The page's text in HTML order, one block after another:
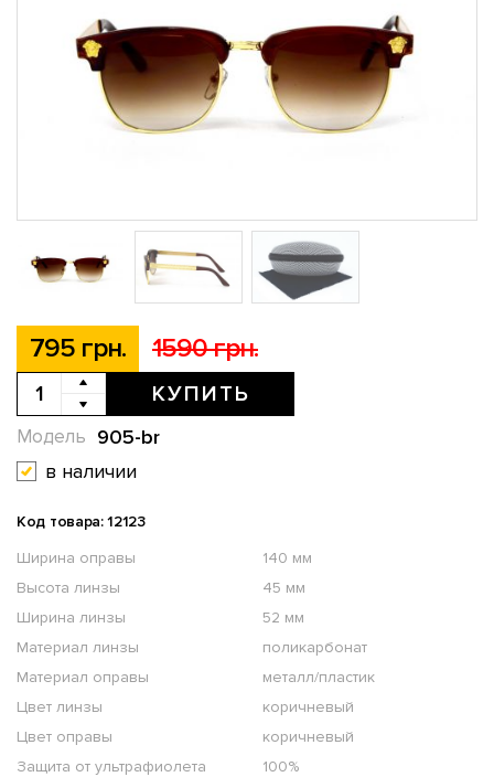
795 грн. 1590 грн.
КУПИТЬ
905-br
Модель
в наличии
Код товара: 12123
Ширина оправы
140 мм
Высота линзы
45 мм
Ширина линзы
52 мм
Материал линзы
поликарбонат
Материал оправы
металл/пластик
Цвет линзы
коричневый
Цвет оправы
коричневый
Защита от ультрафиолета
100%